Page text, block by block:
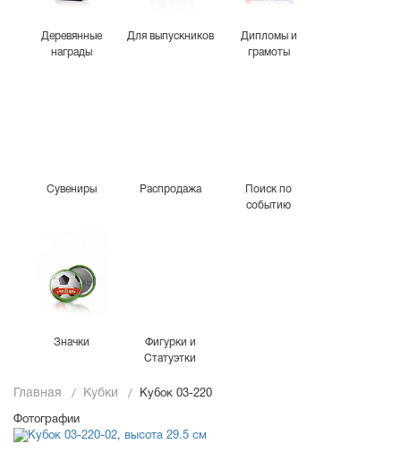
Деревянные
награды
Для выпускников
Дипломы и
грамоты
Сувениры Распродажа
Поиск по
событию
Значки
Фигурки и
Статуэтки
Главная Кубки Кубок 03-220
Фотографии